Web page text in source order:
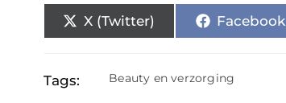
X (Twitter) Facebook
Tags: Beauty en verzorging